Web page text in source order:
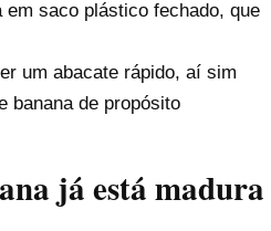
em saco plástico fechado, que
um abacate rápido, aí sim
banana de propósito
já está madura